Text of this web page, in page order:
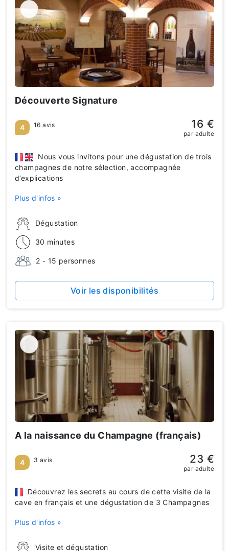
Découverte Signature
Dégustation
30 minutes
2 - 15 personnes
Nous vous invitons pour une dégustation de trois
champagnes de notre sélection, accompagnée
d’explications
Plus d'infos »
4 16 avis 16 €
par adulte
Voir les disponibilités
A la naissance du Champagne (français)
Visite et dégustation
Découvrez les secrets au cours de cette visite de la
cave en français et une dégustation de 3 Champagnes
Plus d'infos »
4 3 avis 23 €
par adulte